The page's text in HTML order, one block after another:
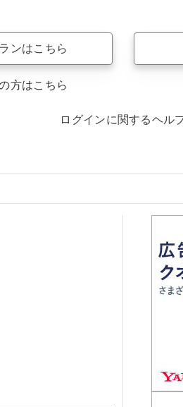
ンはこちら
方はこちら
ログインに関するヘル